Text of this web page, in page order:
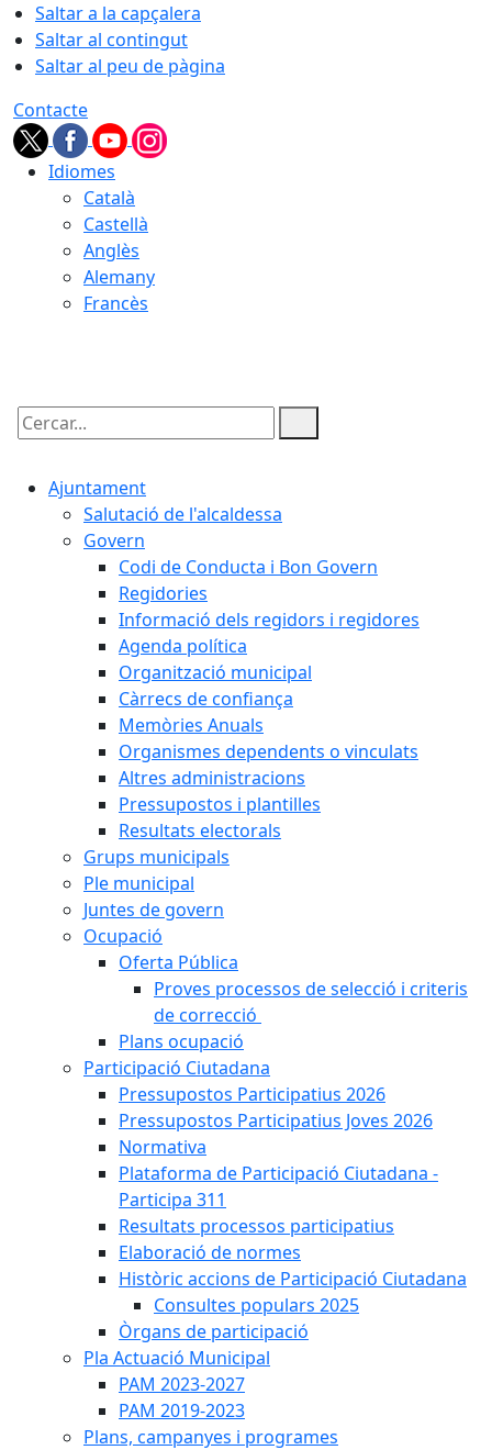
Saltar a la capçalera
Saltar al contingut
Saltar al peu de pàgina
Contacte
Idiomes
Català
Castellà
Anglès
Alemany
Francès
Cercar:
Ajuntament
Salutació de l'alcaldessa
Govern
Codi de Conducta i Bon Govern
Regidories
Informació dels regidors i regidores
Agenda política
Organització municipal
Càrrecs de confiança
Memòries Anuals
Organismes dependents o vinculats
Altres administracions
Pressupostos i plantilles
Resultats electorals
Grups municipals
Ple municipal
Juntes de govern
Ocupació
Oferta Pública
Proves processos de selecció i criteris
de correcció
Plans ocupació
Participació Ciutadana
Pressupostos Participatius 2026
Pressupostos Participatius Joves 2026
Normativa
Plataforma de Participació Ciutadana -
Participa 311
Resultats processos participatius
Elaboració de normes
Històric accions de Participació Ciutadana
Consultes populars 2025
Òrgans de participació
Pla Actuació Municipal
PAM 2023-2027
PAM 2019-2023
Plans, campanyes i programes